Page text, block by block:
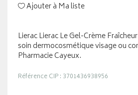
Ajouter à Ma liste
Lierac Lierac Le Gel-Crème
soin dermocosmétique visage ou
Pharmacie Cayeux.
Référence CIP : 3701436938956